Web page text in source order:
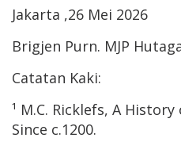
Jakarta ,26 Mei 2026
Brigjen Purn. MJP
Catatan Kaki:
¹ M.C. Ricklefs, A
Since c.1200.